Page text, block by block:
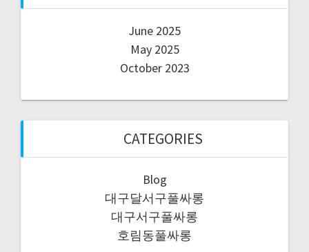
June 2025
May 2025
October 2023
CATEGORIES
Blog
대구달서구풀싸롱
대구서구풀싸롱
호림동풀싸롱